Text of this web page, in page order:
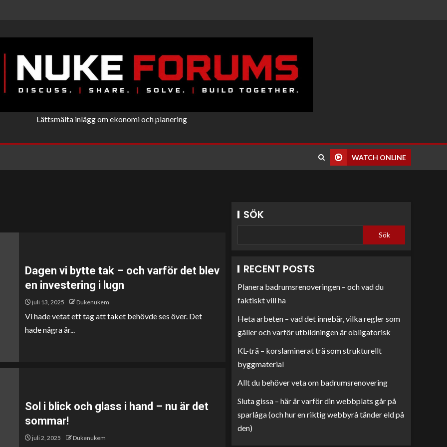
Lättsmälta inlägg om ekonomi och planering
WATCH ONLINE
Dagen vi bytte tak – och varför det blev
en investering i lugn
juli 13, 2025 Dukenukem
Vi hade vetat ett tag att taket behövde ses över. Det
hade några år...
Sol i blick och glass i hand – nu är det
sommar!
juli 2, 2025 Dukenukem
SÖK
Sök
RECENT POSTS
Planera badrumsrenoveringen – och vad du
faktiskt vill ha
Heta arbeten – vad det innebär, vilka regler som
gäller och varför utbildningen är obligatorisk
KL-trä – korslaminerat trä som strukturellt
byggmaterial
Allt du behöver veta om badrumsrenovering
Sluta gissa – här är varför din webbplats går på
sparlåga (och hur en riktig webbyrå tänder eld på
den)